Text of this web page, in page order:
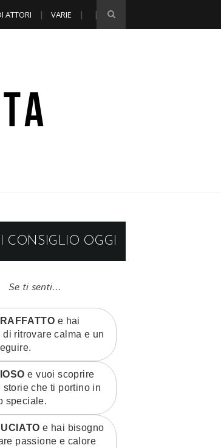
ATTORI VARIE
CONSIGLIO OGGI
Se ti senti...
e hai
di ritrovare calma e un
e vuoi scoprire
storie che ti portino in
speciale.
e hai bisogno
passione e calore